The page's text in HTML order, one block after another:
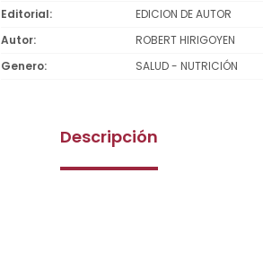
Editorial
EDICION DE AUTOR
Autor
ROBERT HIRIGOYEN
Genero
SALUD - NUTRICIÓN
Descripción